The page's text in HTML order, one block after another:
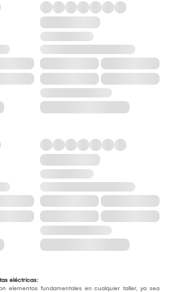
eléctricas:
elementos fundamentales en cualquier taller, ya sea